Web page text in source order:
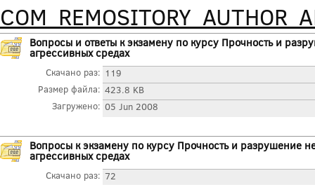
Вопросы и ответы к экзамену по курсу Прочность и
агрессивных средах
Скачано раз: 119
Размер файла: 423.8 KB
Загружено: 05 Jun 2008
Вопросы к экзамену по курсу Прочность и разрушение
агрессивных средах
Скачано раз: 72